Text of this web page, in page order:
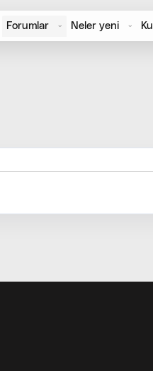
Forumlar Neler yeni